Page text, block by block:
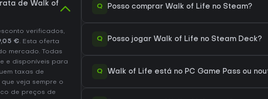
de Walk of
verificados,
€. Esta oferta
mercado. Todas
e disponíveis para
taxas de
veja sempre o
de preços de
Q Posso comprar Walk of Life no Steam?
Q Posso jogar Walk of Life no Steam Deck?
Q Walk of Life está no PC Game Pass ou